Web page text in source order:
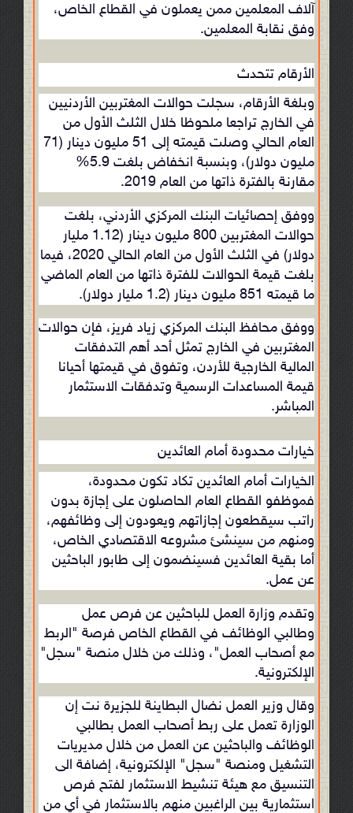
آلاف المعلمين ممن يعملون في القطاع الخاص،
وفق نقابة المعلمين.
الأرقام تتحدث
وبلغة الأرقام، سجلت حوالات المغتربين الأردنيين
في الخارج تراجعا ملحوظا خلال الثلث الأول من
العام الحالي وصلت قيمته إلى 51 مليون دينار (71
مليون دولار)، وبنسبة انخفاض بلغت 5.9%
مقارنة بالفترة ذاتها من العام 2019.
ووفق إحصائيات البنك المركزي الأردني، بلغت
حوالات المغتربين 800 مليون دينار (1.12 مليار
دولار) في الثلث الأول من العام الحالي 2020، فيما
بلغت قيمة الحوالات للفترة ذاتها من العام الماضي
ما قيمته 851 مليون دينار (1.2 مليار دولار).
ووفق محافظ البنك المركزي زياد فريز، فإن حوالات
المغتربين في الخارج تمثل أحد أهم التدفقات
المالية الخارجية للأردن، وتفوق في قيمتها أحيانا
قيمة المساعدات الرسمية وتدفقات الاستثمار
المباشر.
خيارات محدودة أمام العائدين
الخيارات أمام العائدين تكاد تكون محدودة،
فموظفو القطاع العام الحاصلون على إجازة بدون
راتب سيقطعون إجازاتهم ويعودون إلى وظائفهم،
ومنهم من سينشئ مشروعه الاقتصادي الخاص،
أما بقية العائدين فسينضمون إلى طابور الباحثين
عن عمل.
وتقدم وزارة العمل للباحثين عن فرص عمل
وطالبي الوظائف في القطاع الخاص فرصة "الربط
مع أصحاب العمل"، وذلك من خلال منصة "سجل"
الإلكترونية.
وقال وزير العمل نضال البطاينة للجزيرة نت إن
الوزارة تعمل على ربط أصحاب العمل بطالبي
الوظائف والباحثين عن العمل من خلال مديريات
التشغيل ومنصة "سجل" الإلكترونية، إضافة الى
التنسيق مع هيئة تنشيط الاستثمار لفتح فرص
استثمارية بين الراغبين منهم بالاستثمار في أي من